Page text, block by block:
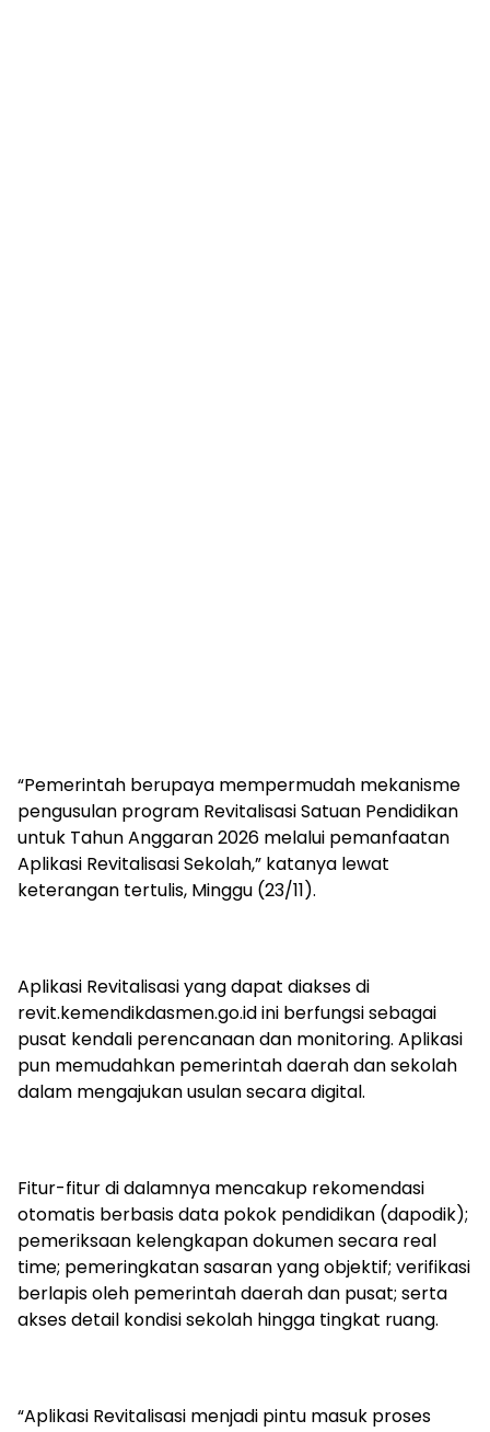
“Pemerintah berupaya mempermudah mekanisme
pengusulan program Revitalisasi Satuan Pendidikan
untuk Tahun Anggaran 2026 melalui pemanfaatan
Aplikasi Revitalisasi Sekolah,” katanya lewat
keterangan tertulis, Minggu (23/11).
Aplikasi Revitalisasi yang dapat diakses di
revit.kemendikdasmen.go.id ini berfungsi sebagai
pusat kendali perencanaan dan monitoring. Aplikasi
pun memudahkan pemerintah daerah dan sekolah
dalam mengajukan usulan secara digital.
Fitur-fitur di dalamnya mencakup rekomendasi
otomatis berbasis data pokok pendidikan (dapodik);
pemeriksaan kelengkapan dokumen secara real
time; pemeringkatan sasaran yang objektif; verifikasi
berlapis oleh pemerintah daerah dan pusat; serta
akses detail kondisi sekolah hingga tingkat ruang.
“Aplikasi Revitalisasi menjadi pintu masuk proses